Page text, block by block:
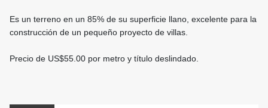
Es un terreno en un 85% de su superficie llano, excelente para la
construcción de un pequeño proyecto de villas.
Precio de US$55.00 por metro y título deslindado.